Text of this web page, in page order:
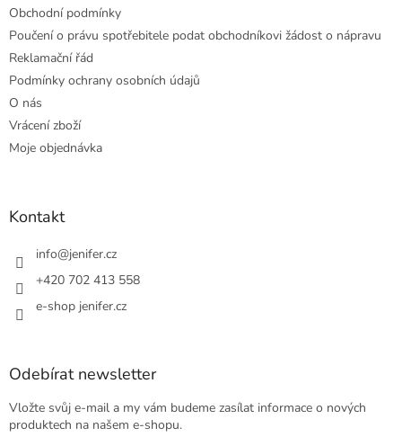
Obchodní podmínky
Poučení o právu spotřebitele podat obchodníkovi žádost o nápravu
Reklamační řád
Podmínky ochrany osobních údajů
O nás
Vrácení zboží
Moje objednávka
Kontakt
info@jenifer.cz
+420 702 413 558
e-shop jenifer.cz
Odebírat newsletter
Vložte svůj e-mail a my vám budeme zasílat informace o nových
produktech na našem e-shopu.